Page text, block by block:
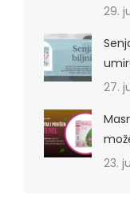
29.
27.
23.